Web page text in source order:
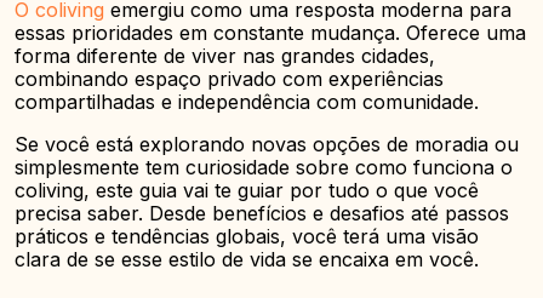
O coliving emergiu como uma resposta moderna para
essas prioridades em constante mudança. Oferece uma
forma diferente de viver nas grandes cidades,
combinando espaço privado com experiências
compartilhadas e independência com comunidade.
Se você está explorando novas opções de moradia ou
simplesmente tem curiosidade sobre como funciona o
coliving, este guia vai te guiar por tudo o que você
precisa saber. Desde benefícios e desafios até passos
práticos e tendências globais, você terá uma visão
clara de se esse estilo de vida se encaixa em você.